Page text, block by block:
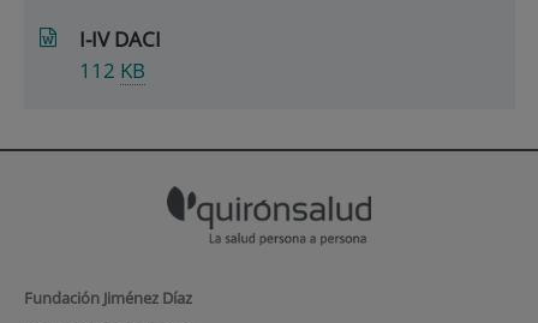
I-IV DACI
112 KB
Fundación Jiménez Díaz